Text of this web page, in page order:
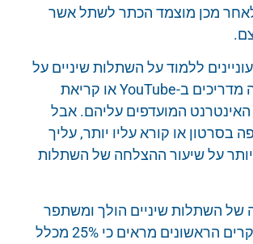
מכן מוצמד הכתר לשתל אשר
ללמוד על השתלות שיניים על
ידי צפייה בכמה מדריכים ב-YouTube או קריאת
האינטרנט המועדפים עליהם. אבל
בסרטון או קורא עליו יותר, עליך
על שיעור ההצלחה של השתלות
של השתלות שיניים הולך ומשתפר
עם הזמן. המחקרים הראשונים מראים כי 25% מכלל